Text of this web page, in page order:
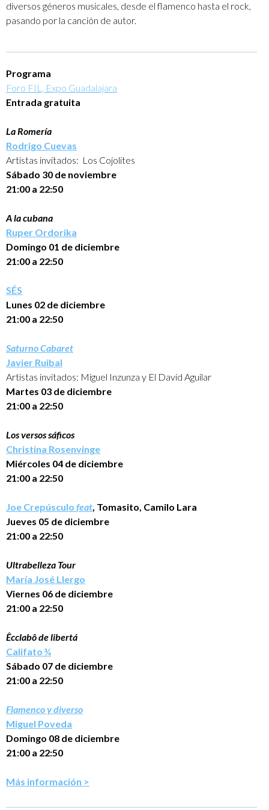
diversos géneros musicales, desde el flamenco hasta el rock,
pasando por la canción de autor.
Programa
Foro FIL, Expo Guadalajara
Entrada gratuita
La Romería
Rodrigo Cuevas
Artistas invitados: Los Cojolites
Sábado 30 de noviembre
21:00 a 22:50
A la cubana
Ruper Ordorika
Domingo 01 de diciembre
21:00 a 22:50
SÉS
Lunes 02 de diciembre
21:00 a 22:50
Saturno Cabaret
Javier Ruibal
Artistas invitados: Miguel Inzunza y El David Aguilar
Martes 03 de diciembre
21:00 a 22:50
Los versos sáficos
Christina Rosenvinge
Miércoles 04 de diciembre
21:00 a 22:50
Joe Crepúsculo feat , Tomasito, Camilo Lara
Jueves 05 de diciembre
21:00 a 22:50
Ultrabelleza Tour
María José Llergo
Viernes 06 de diciembre
21:00 a 22:50
Êcclabô de libertá
Califato ¾
Sábado 07 de diciembre
21:00 a 22:50
Flamenco y diverso
Miguel Poveda
Domingo 08 de diciembre
21:00 a 22:50
Más información >